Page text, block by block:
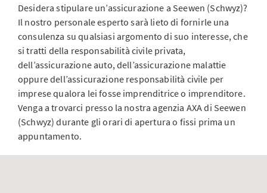
Desidera stipulare un’assicurazione a Seewen (Schwyz)?
Il nostro personale esperto sarà lieto di fornirle una
consulenza su qualsiasi argomento di suo interesse, che
si tratti della responsabilità civile privata,
dell’assicurazione auto, dell’assicurazione malattie
oppure dell’assicurazione responsabilità civile per
imprese qualora lei fosse imprenditrice o imprenditore.
Venga a trovarci presso la nostra agenzia AXA di Seewen
(Schwyz) durante gli orari di apertura o fissi prima un
appuntamento.